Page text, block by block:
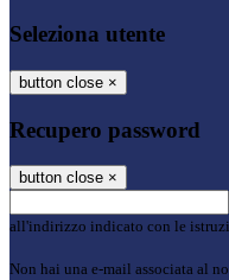
Seleziona utente
button close ×
Recupero password
button close ×
all'indirizzo indicato con le
Non hai una e-mail associata al